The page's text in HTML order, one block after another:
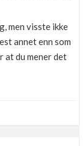
men visste ikke
annet enn som
at du mener det